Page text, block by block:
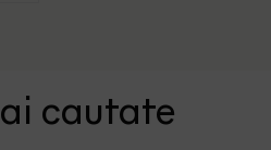
cautate